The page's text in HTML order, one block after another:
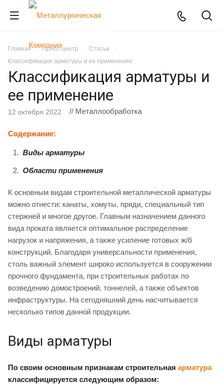
Главная Пресс-центр
Статьи
Классификация арматуры и ее применение
Классификация арматуры и
ее применение
12 октября 2022 // Металлообработка
Содержание:
Виды арматуры
Области применения
К основным видам строительной металлической арматуры
можно отнести: канаты, хомуты, пряди, специальный тип
стержней и многое другое. Главным назначением данного
вида проката является оптимальное распределение
нагрузок и напряжения, а также усиление готовых ж/б
конструкций. Благодаря универсальности применения,
столь важный элемент широко используется в сооружении
прочного фундамента, при строительных работах по
возведению домостроений, тоннелей, а также объектов
инфраструктуры. На сегодняшний день насчитывается
несколько типов данной продукции.
Виды арматуры
По своим основным признакам строительная арматура
классифицируется следующим образом: